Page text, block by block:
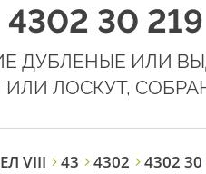
4302 30
ДУБЛЕНЫЕ ИЛИ
ИЛИ ЛОСКУТ,
VIII 43 4302 4302 30